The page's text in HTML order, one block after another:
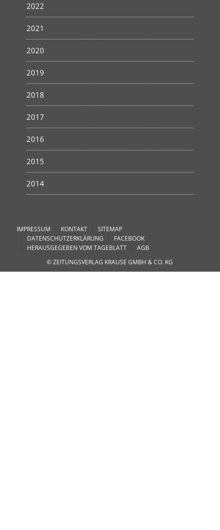
2022
2021
2020
2019
2018
2017
2016
2015
2014
IMPRESSUM KONTAKT
SITEMAP
DATENSCHUTZERKLÄRUNG
FACEBOOK
HERAUSGEGEBEN VOM TAGEBLATT
AGB
© ZEITUNGSVERLAG KRAUSE GMBH & CO. KG